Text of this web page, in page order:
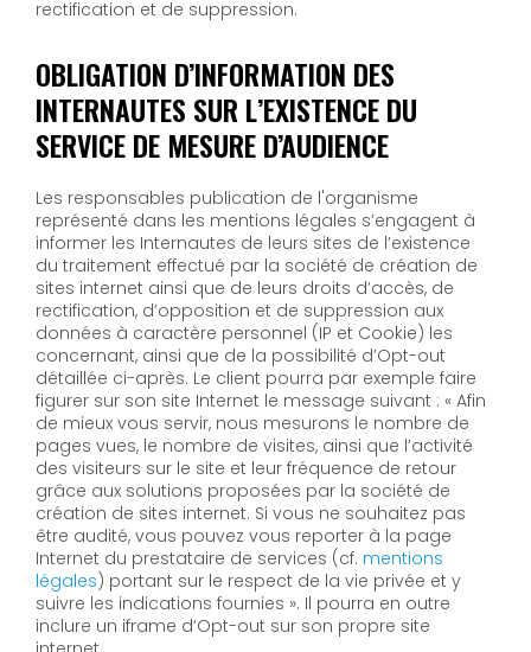
rectification et de suppression.
OBLIGATION D’INFORMATION DES
INTERNAUTES SUR L’EXISTENCE DU
SERVICE DE MESURE D’AUDIENCE
Les responsables publication de l'organisme
représenté dans les mentions légales s’engagent à
informer les Internautes de leurs sites de l’existence
du traitement effectué par la société de création de
sites internet ainsi que de leurs droits d’accès, de
rectification, d’opposition et de suppression aux
données à caractère personnel (IP et Cookie) les
concernant, ainsi que de la possibilité d’Opt-out
détaillée ci-après. Le client pourra par exemple faire
figurer sur son site Internet le message suivant : « Afin
de mieux vous servir, nous mesurons le nombre de
pages vues, le nombre de visites, ainsi que l’activité
des visiteurs sur le site et leur fréquence de retour
grâce aux solutions proposées par la société de
création de sites internet. Si vous ne souhaitez pas
être audité, vous pouvez vous reporter à la page
Internet du prestataire de services (cf. mentions
légales) portant sur le respect de la vie privée et y
suivre les indications fournies ». Il pourra en outre
inclure un iframe d’Opt-out sur son propre site